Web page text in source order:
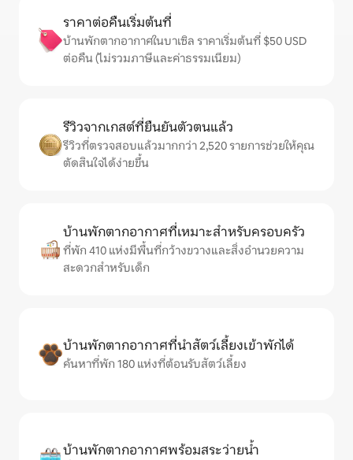
ราคาต่อคืนเริ่มต้นที่
บ้านพักตากอากาศในบาเซิล ราคาเริ่มต้นที่ $50 USD
ต่อคืน (ไม่รวมภาษีและค่าธรรมเนียม)
รีวิวจากเกสต์ที่ยืนยันตัวตนแล้ว
รีวิวที่ตรวจสอบแล้วมากกว่า 2,520 รายการช่วยให้คุณ
ตัดสินใจได้ง่ายขึ้น
บ้านพักตากอากาศที่เหมาะสำหรับครอบครัว
ที่พัก 410 แห่งมีพื้นที่กว้างขวางและสิ่งอำนวยความ
สะดวกสำหรับเด็ก
บ้านพักตากอากาศที่นำสัตว์เลี้ยงเข้าพักได้
ค้นหาที่พัก 180 แห่งที่ต้อนรับสัตว์เลี้ยง
บ้านพักตากอากาศพร้อมสระว่ายน้ำ